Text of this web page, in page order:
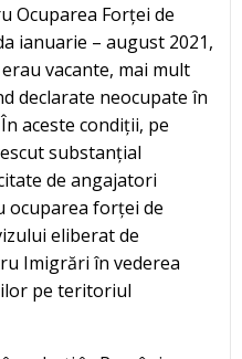
Ocuparea Forței de
ianuarie – august 2021,
vacante, mai mult
declarate neocupate în
aceste condiții, pe
substanțial
de angajatori
forței de
eliberat de
Imigrări în vederea
pe teritoriul